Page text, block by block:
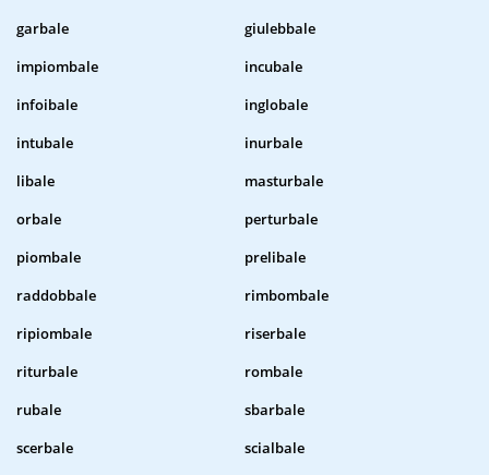
garbale
giulebbale
impiombale
incubale
infoibale
inglobale
intubale
inurbale
libale
masturbale
orbale
perturbale
piombale
prelibale
raddobbale
rimbombale
ripiombale
riserbale
riturbale
rombale
rubale
sbarbale
scerbale
scialbale